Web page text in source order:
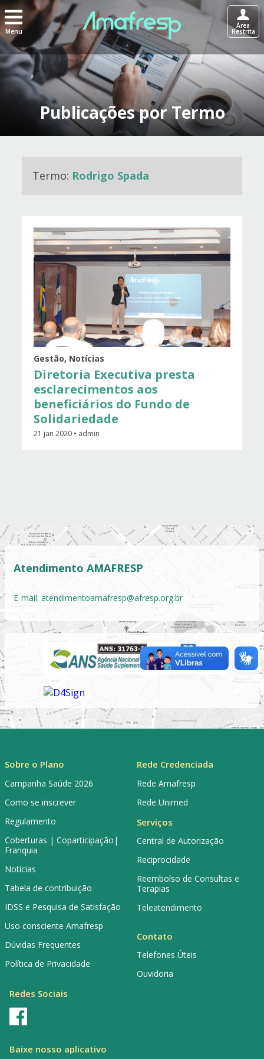
Menu
Área
Restrita
Publicações por Termo
Termo: Rodrigo Spada
Gestão, Notícias
Diretoria Executiva presta
esclarecimentos aos
beneficiários do Fundo de
Solidariedade
21 jan 2020 • admin
Atendimento AMAFRESP
E-mail: atendimentoamafresp@afresp.org.br
Sobre o Plano
Campanha Saúde 2026
Como se inscrever
Regulamento
Coberturas | Coparticipação|
Franquia
Notícias
Tabela de contribuição
IDSS e Pesquisa de Satisfação
Uso consciente Amafresp
Dúvidas Frequentes
Política de Privacidade
Rede Credenciada
Rede Amafresp
Rede Unimed
Serviços
Central de Autorização
Reciprocidade
Reembolso de Consultas e
Terapias
Teleatendimento
Contato
Telefones Úteis
Ouvidoria
Redes Sociais
Baixe nosso aplicativo